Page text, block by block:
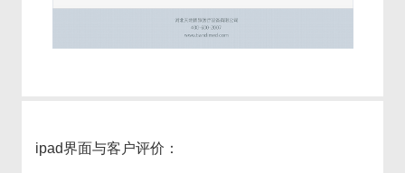
ipad界面与客户评价：